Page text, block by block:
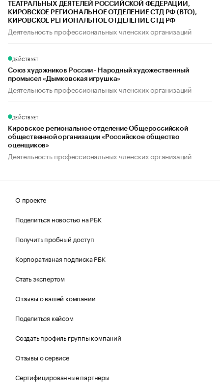
ТЕАТРАЛЬНЫХ ДЕЯТЕЛЕЙ РОССИЙСКОЙ ФЕДЕРАЦИИ,
КИРОВСКОЕ РЕГИОНАЛЬНОЕ ОТДЕЛЕНИЕ СТД РФ (ВТО),
КИРОВСКОЕ РЕГИОНАЛЬНОЕ ОТДЕЛЕНИЕ СТД РФ
Деятельность профессиональных членских организаций
ДЕЙСТВУЕТ
Союз художников России - Народный художественный
промысел «Дымковская игрушка»
Деятельность профессиональных членских организаций
ДЕЙСТВУЕТ
Кировское региональное отделение Общероссийской
общественной организации «Российское общество
оценщиков»
Деятельность профессиональных членских организаций
О проекте
Поделиться новостью на РБК
Получить пробный доступ
Корпоративная подписка РБК
Стать экспертом
Отзывы о вашей компании
Поделиться кейсом
Создать профиль группы компаний
Отзывы о сервисе
Сертифицированные партнеры